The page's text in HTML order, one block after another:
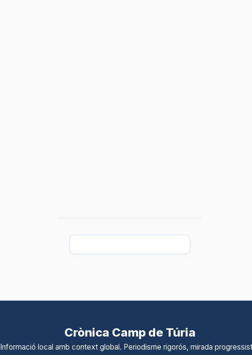
Crònica Camp de Túria
Informació local amb context global. Periodisme rigorós, mirada